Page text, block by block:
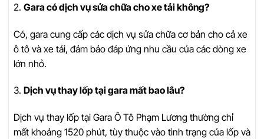
2. Gara có dịch vụ sửa chữa cho xe tải không?
Có, gara cung cấp các dịch vụ sửa chữa cơ bản cho cả xe
ô tô và xe tải, đảm bảo đáp ứng nhu cầu của các dòng xe
lớn nhỏ.
3. Dịch vụ thay lốp tại gara mất bao lâu?
Dịch vụ thay lốp tại Gara Ô Tô Phạm Lương thường chỉ
mất khoảng 1520 phút, tùy thuộc vào tình trạng của lốp và